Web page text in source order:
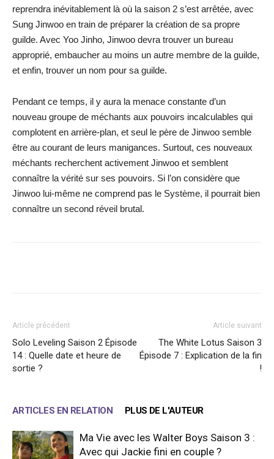
reprendra inévitablement là où la saison 2 s’est arrêtée, avec
Sung Jinwoo en train de préparer la création de sa propre
guilde. Avec Yoo Jinho, Jinwoo devra trouver un bureau
approprié, embaucher au moins un autre membre de la guilde,
et enfin, trouver un nom pour sa guilde.
Pendant ce temps, il y aura la menace constante d’un
nouveau groupe de méchants aux pouvoirs incalculables qui
complotent en arrière-plan, et seul le père de Jinwoo semble
être au courant de leurs manigances. Surtout, ces nouveaux
méchants recherchent activement Jinwoo et semblent
connaître la vérité sur ses pouvoirs. Si l’on considère que
Jinwoo lui-même ne comprend pas le Système, il pourrait bien
connaître un second réveil brutal.
Article précédent
Solo Leveling Saison 2 Épisode
14 : Quelle date et heure de
sortie ?
Article suivant
The White Lotus Saison 3
Épisode 7 : Explication de la fin
!
ARTICLES EN RELATION PLUS DE L'AUTEUR
Ma Vie avec les Walter Boys Saison 3 :
Avec qui Jackie fini en couple ?